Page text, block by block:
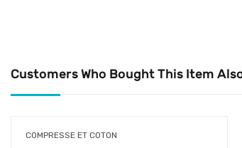
Customers Who Bought This Item
COMPRESSE ET COTON